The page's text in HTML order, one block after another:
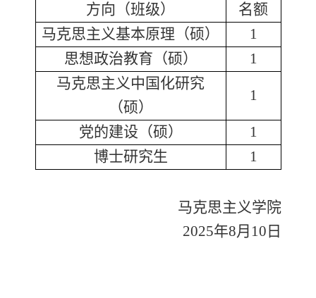
方向（班级）
名额
马克思主义基本原理 （硕）
1
思想政治教育 （硕）
1
马克思主义中国化研究
（硕）
1
党的建设 （硕）
1
博士研究生
1
马克思主义学院
2025年8月10 日